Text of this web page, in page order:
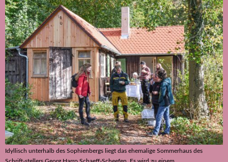
Idyllisch unterhalb des Sophienbergs liegt das ehemalige Sommerhaus des